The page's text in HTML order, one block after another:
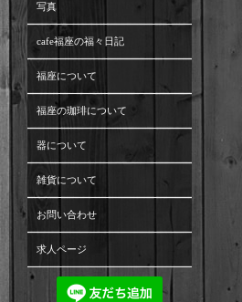
写真
cafe福座の福々日記
福座について
福座の珈琲について
器について
雑貨について
お問い合わせ
求人ページ